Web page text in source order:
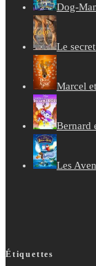
Dog-
Le
Marcel
Bernard
Les
Étiquettes